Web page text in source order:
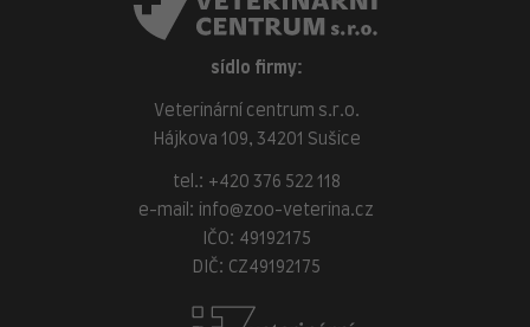
sídlo firmy:
Veterinární centrum s.r.o.
Hájkova 109, 34201 Sušice
tel.: +420 376 522 118
e-mail:
info@zoo-veterina.cz
IČO: 49192175
DIČ: CZ49192175